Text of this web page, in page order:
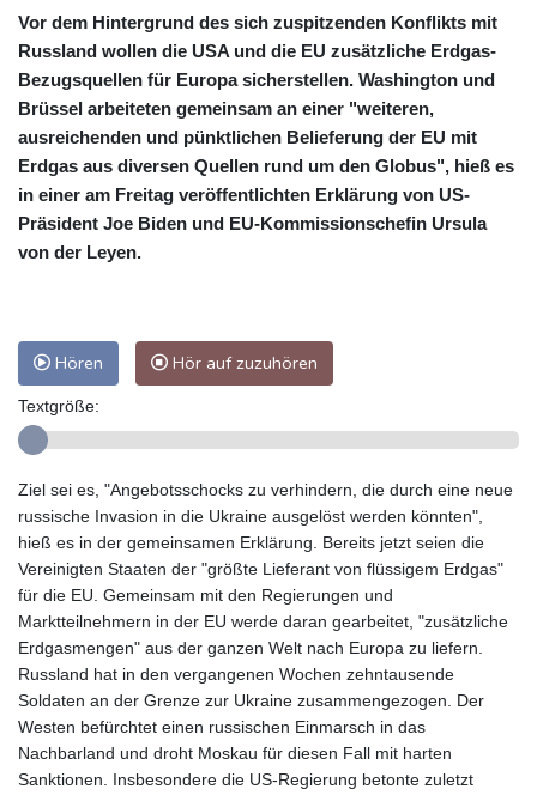
Vor dem Hintergrund des sich zuspitzenden Konflikts mit
Russland wollen die USA und die EU zusätzliche Erdgas-
Bezugsquellen für Europa sicherstellen. Washington und
Brüssel arbeiteten gemeinsam an einer "weiteren,
ausreichenden und pünktlichen Belieferung der EU mit
Erdgas aus diversen Quellen rund um den Globus", hieß es
in einer am Freitag veröffentlichten Erklärung von US-
Präsident Joe Biden und EU-Kommissionschefin Ursula
von der Leyen.
Hören Hör auf zuzuhören
Textgröße:
Ziel sei es, "Angebotsschocks zu verhindern, die durch eine neue
russische Invasion in die Ukraine ausgelöst werden könnten",
hieß es in der gemeinsamen Erklärung. Bereits jetzt seien die
Vereinigten Staaten der "größte Lieferant von flüssigem Erdgas"
für die EU. Gemeinsam mit den Regierungen und
Marktteilnehmern in der EU werde daran gearbeitet, "zusätzliche
Erdgasmengen" aus der ganzen Welt nach Europa zu liefern.
Russland hat in den vergangenen Wochen zehntausende
Soldaten an der Grenze zur Ukraine zusammengezogen. Der
Westen befürchtet einen russischen Einmarsch in das
Nachbarland und droht Moskau für diesen Fall mit harten
Sanktionen. Insbesondere die US-Regierung betonte zuletzt